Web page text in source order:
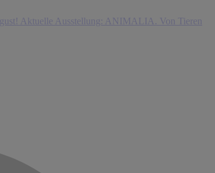
Aktuelle Ausstellung: ANIMALIA. Von Tieren